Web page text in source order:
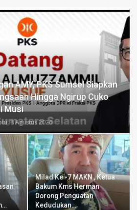
AMY, PKS Sumsel Siapkan
Hingga Ngirup Cuko
Musi
8 Agustus 2026
Milad Ke -7 MAKN , Ketua
Bakum Kms Herman
Dorong Penguatan
Kedudukan…